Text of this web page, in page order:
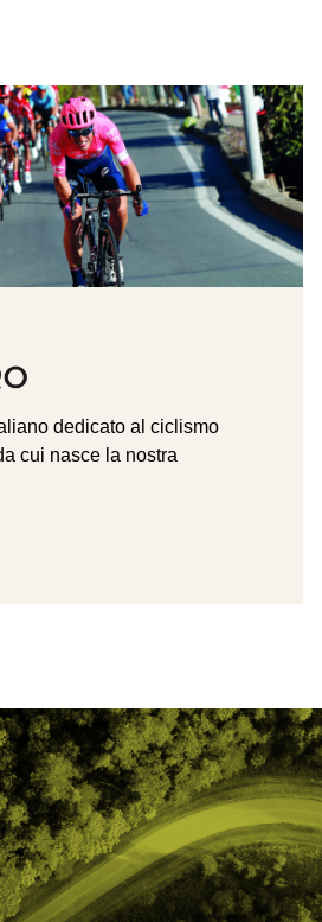
dedicato al ciclismo
cui nasce la nostra